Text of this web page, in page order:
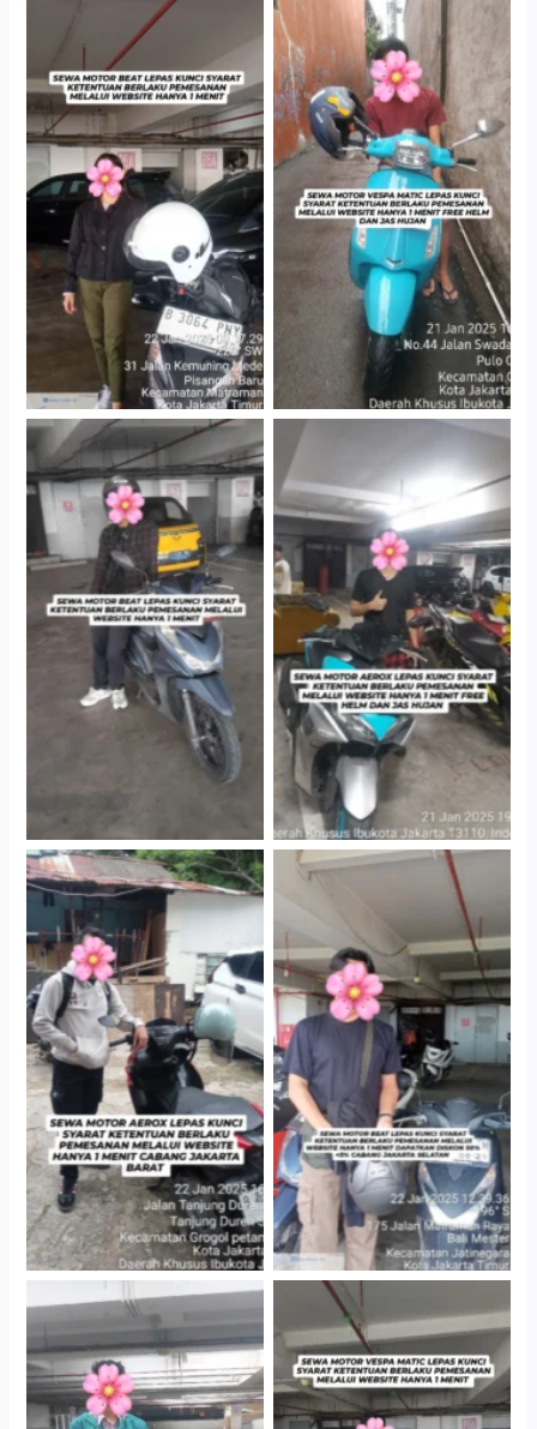
Cityplaza Jatinegara
Gedung Parkir P6A
Antar Jemput Kendaraan
Cityplaza Jatinegara
Gedung Parkir P6A
Cityplaza Jatinegara
Gedung Parkir P6A
Cabang Jakarta Barat
Cityplaza Jatinegara
Gedung Parkir P6A